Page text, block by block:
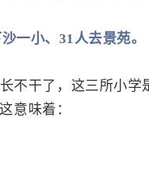
一小、31人去景苑。
不干了，这三所小
意味着：